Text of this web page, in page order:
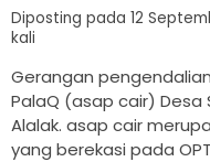
Diposting pada 12
kali
Gerangan
PalaQ (asap cair)
Alalak. asap cair
yang berekasi pada